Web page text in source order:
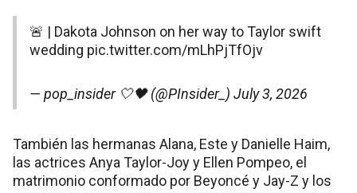
🚨 | Dakota Johnson on her way to Taylor swift
wedding pic.twitter.com/mLhPjTfOjv
— pop_insider 🤍🖤 (@PInsider_) July 3, 2026
También las hermanas Alana, Este y Danielle Haim,
las actrices Anya Taylor-Joy y Ellen Pompeo, el
matrimonio conformado por Beyoncé y Jay-Z y los